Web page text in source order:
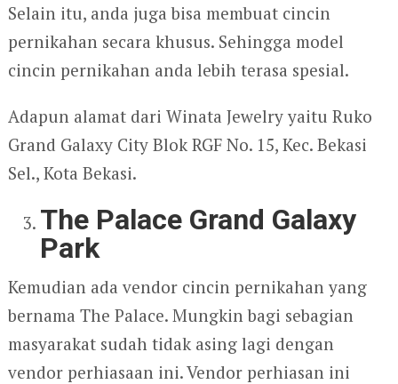
Selain itu, anda juga bisa membuat cincin
pernikahan secara khusus. Sehingga model
cincin pernikahan anda lebih terasa spesial.
Adapun alamat dari Winata Jewelry yaitu Ruko
Grand Galaxy City Blok RGF No. 15, Kec. Bekasi
Sel., Kota Bekasi.
The Palace Grand Galaxy
Park
Kemudian ada vendor cincin pernikahan yang
bernama The Palace. Mungkin bagi sebagian
masyarakat sudah tidak asing lagi dengan
vendor perhiasaan ini. Vendor perhiasan ini